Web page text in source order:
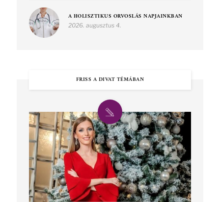
A HOLISZTIKUS ORVOSLÁS NAPJAINKBAN
2026. augusztus 4.
FRISS A DIVAT TÉMÁBAN